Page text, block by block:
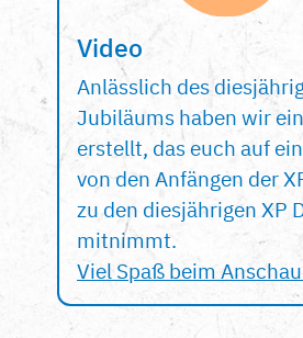
Video
Anlässlich des
Jubiläums haben wir
erstellt, das euch auf
von den Anfängen der
zu den diesjährigen XP
mitnimmt.
Viel Spaß beim